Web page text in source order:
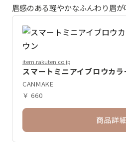
眉感のある軽やかなふんわり眉が
item.rakuten.co.jp
スマートミニアイブロウカ
CANMAKE
￥ 660
商品詳